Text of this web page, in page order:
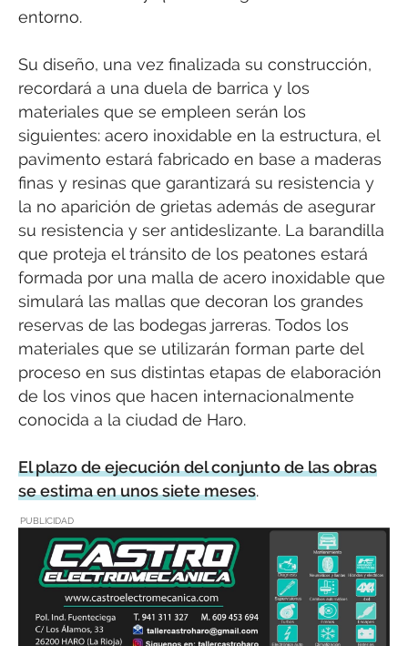
entorno.
Su diseño, una vez finalizada su construcción,
recordará a una duela de barrica y los
materiales que se empleen serán los
siguientes: acero inoxidable en la estructura, el
pavimento estará fabricado en base a maderas
finas y resinas que garantizará su resistencia y
la no aparición de grietas además de asegurar
su resistencia y ser antideslizante. La barandilla
que proteja el tránsito de los peatones estará
formada por una malla de acero inoxidable que
simulará las mallas que decoran los grandes
reservas de las bodegas jarreras. Todos los
materiales que se utilizarán forman parte del
proceso en sus distintas etapas de elaboración
de los vinos que hacen internacionalmente
conocida a la ciudad de Haro.
El plazo de ejecución del conjunto de las obras
se estima en unos siete meses.
PUBLICIDAD